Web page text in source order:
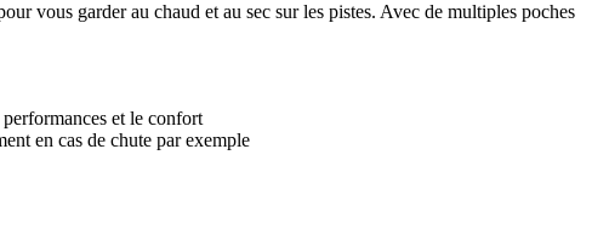
vous garder au chaud et au sec sur les pistes. Avec de multiples poches
et le confort
en cas de chute par exemple